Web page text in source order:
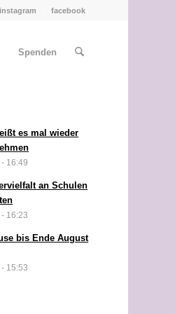
instagram facebook
Spenden
es mal wieder
16:49
an Schulen
16:23
bis Ende August
15:53